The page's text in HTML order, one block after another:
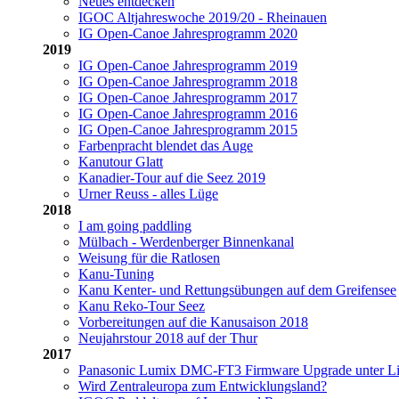
IGOC Altjahreswoche 2019/20 - Rheinauen
IG Open-Canoe Jahresprogramm 2020
2019
IG Open-Canoe Jahresprogramm 2019
IG Open-Canoe Jahresprogramm 2018
IG Open-Canoe Jahresprogramm 2017
IG Open-Canoe Jahresprogramm 2016
IG Open-Canoe Jahresprogramm 2015
Farbenpracht blendet das Auge
Kanutour Glatt
Kanadier-Tour auf die Seez 2019
Urner Reuss - alles Lüge
2018
I am going paddling
Mülbach - Werdenberger Binnenkanal
Weisung für die Ratlosen
Kanu-Tuning
Kanu Kenter- und Rettungsübungen auf dem Greifensee
Kanu Reko-Tour Seez
Vorbereitungen auf die Kanusaison 2018
Neujahrstour 2018 auf der Thur
2017
Panasonic Lumix DMC-FT3 Firmware Upgrade unter
Wird Zentraleuropa zum Entwicklungsland?